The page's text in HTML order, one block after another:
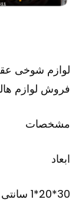
لوازم شوخی
فروش لوازم
مشخصات
ابعاد
30*20*1 سانتی متر